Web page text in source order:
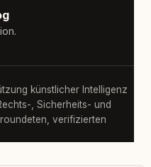
künstlicher Intelligenz
, Sicherheits- und
verifizierten